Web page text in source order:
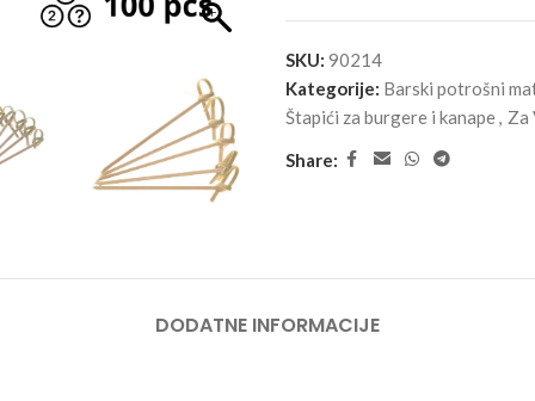
SKU: 90214
Kategorije: Barski potrošni
Štapići za burgere i kanape, Za
Share:
DODATNE INFORMACIJE